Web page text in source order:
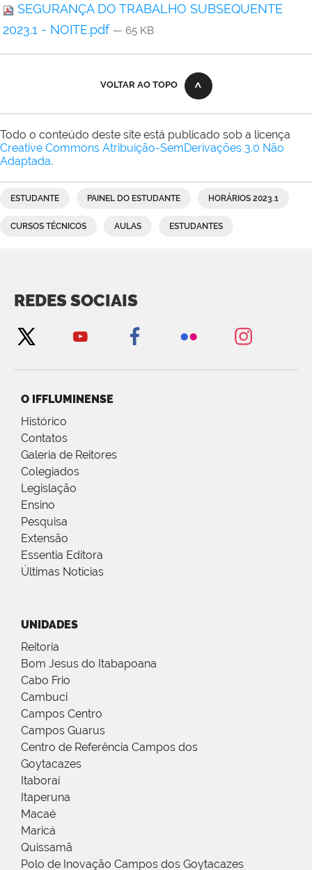
SEGURANÇA DO TRABALHO SUBSEQUENTE
2023.1 - NOITE.pdf — 65 KB
VOLTAR AO TOPO
Todo o conteúdo deste site está publicado sob a licença
Creative Commons Atribuição-SemDerivações 3.0 Não
Adaptada.
ESTUDANTE PAINEL DO ESTUDANTE HORÁRIOS 2023.1
CURSOS TÉCNICOS AULAS ESTUDANTES
REDES SOCIAIS
O IFFLUMINENSE
Histórico
Contatos
Galeria de Reitores
Colegiados
Legislação
Ensino
Pesquisa
Extensão
Essentia Editora
Últimas Notícias
UNIDADES
Reitoria
Bom Jesus do Itabapoana
Cabo Frio
Cambuci
Campos Centro
Campos Guarus
Centro de Referência Campos dos
Goytacazes
Itaboraí
Itaperuna
Macaé
Maricá
Quissamã
Polo de Inovação Campos dos Goytacazes